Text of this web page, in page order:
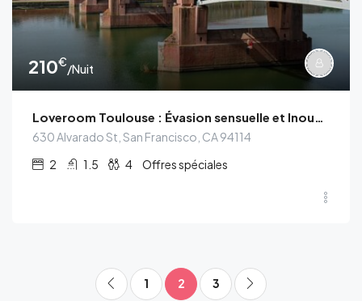
210€/Nuit
Loveroom Toulouse : Évasion sensuelle et Inoubliable
630 Alvarado St, San Francisco, CA 94114
2
1.5 4 Offres spéciales
1 2 3